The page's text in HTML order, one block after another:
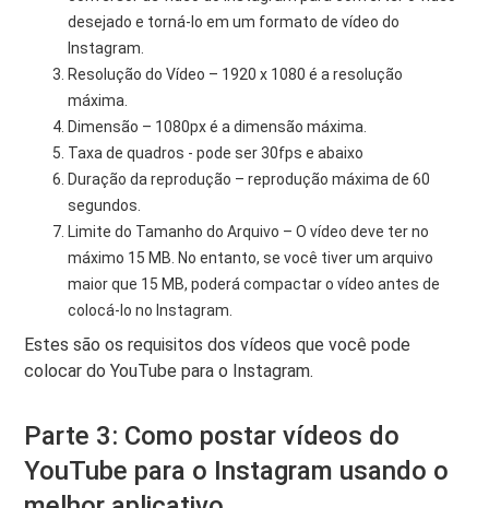
desejado e torná-lo em um formato de vídeo do
Instagram.
Resolução do Vídeo – 1920 x 1080 é a resolução
máxima.
Dimensão – 1080px é a dimensão máxima.
Taxa de quadros - pode ser 30fps e abaixo
Duração da reprodução – reprodução máxima de 60
segundos.
Limite do Tamanho do Arquivo – O vídeo deve ter no
máximo 15 MB. No entanto, se você tiver um arquivo
maior que 15 MB, poderá compactar o vídeo antes de
colocá-lo no Instagram.
Estes são os requisitos dos vídeos que você pode
colocar do YouTube para o Instagram.
Parte 3: Como postar vídeos do
YouTube para o Instagram usando o